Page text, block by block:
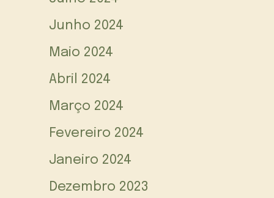
Junho 2024
Maio 2024
Abril 2024
Março 2024
Fevereiro 2024
Janeiro 2024
Dezembro 2023